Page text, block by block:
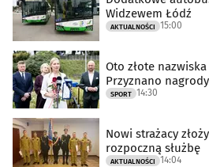
Widzewem Łódź
AKTUALNOŚCI 15:00
Oto złote
Przyznano
SPORT 14:30
Nowi strażacy
rozpoczną służbę
AKTUALNOŚCI 14:04